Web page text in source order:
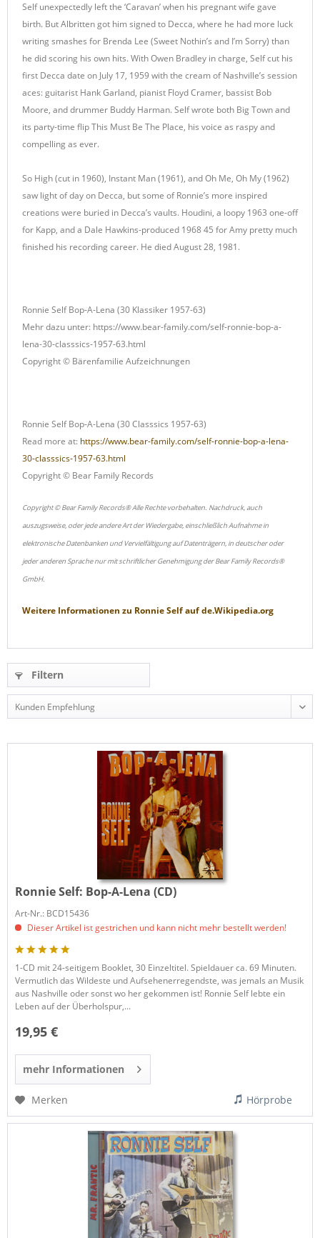
Self unexpectedly left the ‘Caravan’ when his pregnant wife gave
birth. But Albritten got him signed to Decca, where he had more luck
writing smashes for Brenda Lee (Sweet Nothin’s and I’m Sorry) than
he did scoring his own hits. With Owen Bradley in charge, Self cut his
first Decca date on July 17, 1959 with the cream of Nashville’s session
aces: guitarist Hank Garland, pianist Floyd Cramer, bassist Bob
Moore, and drummer Buddy Harman. Self wrote both Big Town and
its party-time flip This Must Be The Place, his voice as raspy and
compelling as ever.
So High (cut in 1960), Instant Man (1961), and Oh Me, Oh My (1962)
saw light of day on Decca, but some of Ronnie’s more inspired
creations were buried in Decca’s vaults. Houdini, a loopy 1963 one-off
for Kapp, and a Dale Hawkins-produced 1968 45 for Amy pretty much
finished his recording career. He died August 28, 1981.
Ronnie Self Bop-A-Lena (30 Klassiker 1957-63)
Mehr dazu unter: https://www.bear-family.com/self-ronnie-bop-a-
lena-30-classsics-1957-63.html
Copyright © Bärenfamilie Aufzeichnungen
Ronnie Self Bop-A-Lena (30 Classsics 1957-63)
Read more at: https://www.bear-family.com/self-ronnie-bop-a-lena-
30-classsics-1957-63.html
Copyright © Bear Family Records
Copyright © Bear Family Records® Alle Rechte vorbehalten. Nachdruck, auch
auszugsweise, oder jede andere Art der Wiedergabe, einschließlich Aufnahme in
elektronische Datenbanken und Vervielfältigung auf Datenträgern, in deutscher oder
jeder anderen Sprache nur mit schriftlicher Genehmigung der Bear Family Records®
GmbH.
Weitere Informationen zu Ronnie Selfaufde.Wikipedia.org
Filtern
Ronnie Self: Bop-A-Lena (CD)
Art-Nr.: BCD15436
Dieser Artikel ist gestrichen und kann nicht mehr bestellt werden!
1-CD mit 24-seitigem Booklet, 30 Einzeltitel. Spieldauer ca. 69 Minuten.
Vermutlich das Wildeste und Aufsehenerregendste, was jemals an Musik
aus Nashville oder sonst wo her gekommen ist! Ronnie Self lebte ein
Leben auf der Überholspur,...
19,95 €
mehr Informationen
Merken Hörprobe